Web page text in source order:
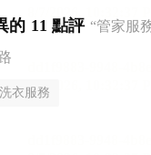
的 11 點評 “管家服
洗衣服務